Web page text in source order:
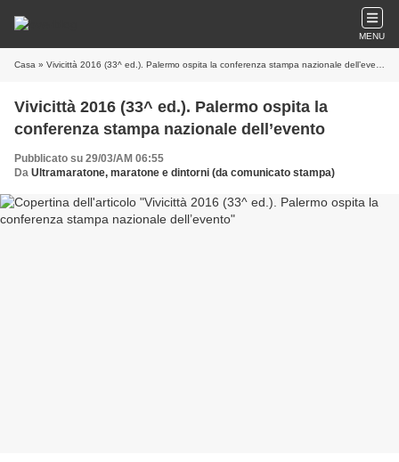
MENU
Casa » Vivicittà 2016 (33^ ed.). Palermo ospita la conferenza stampa nazionale dell’evento
Vivicittà 2016 (33^ ed.). Palermo ospita la
conferenza stampa nazionale dell’evento
Pubblicato su 29/03/AM 06:55
Da Ultramaratone, maratone e dintorni (da comunicato stampa)